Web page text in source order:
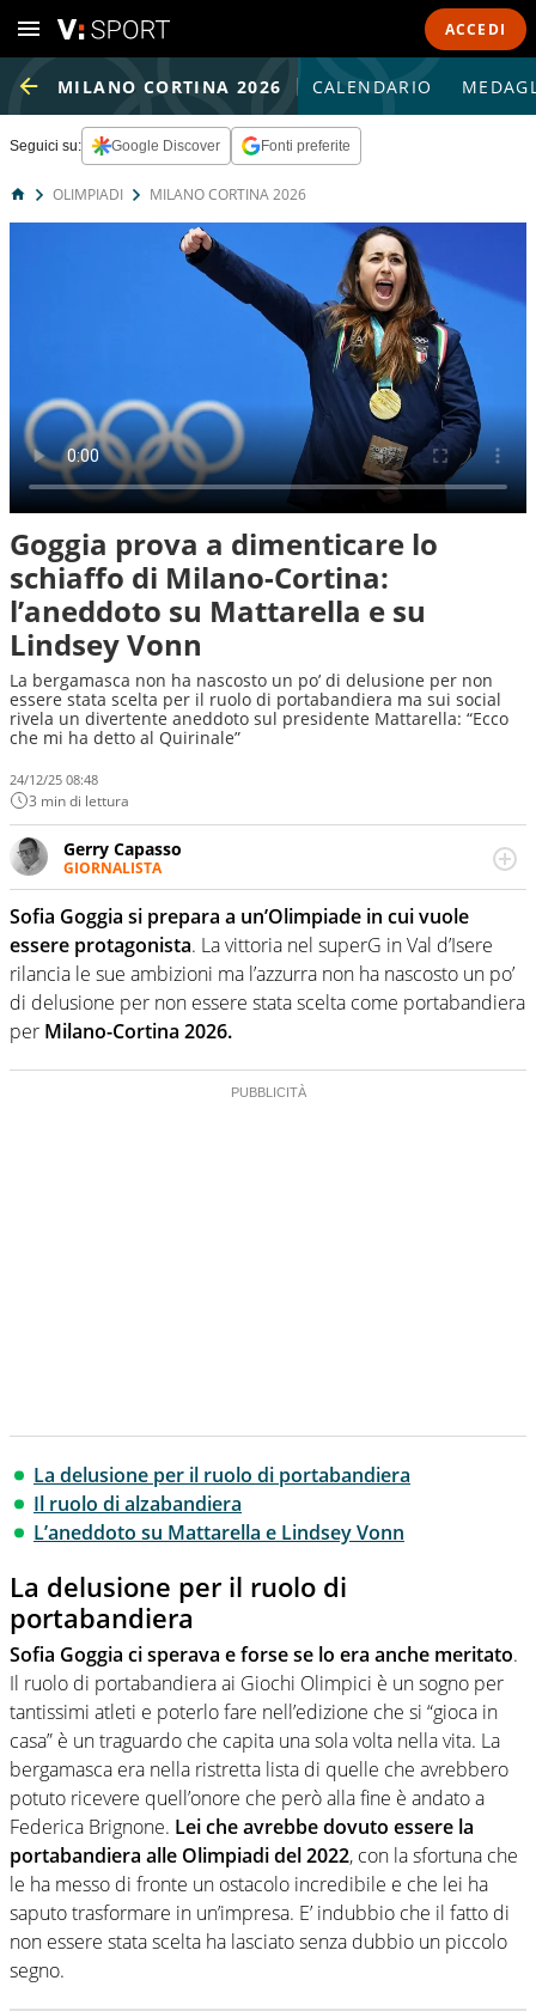
ACCEDI
MILANO CORTINA 2026 CALENDARIO
Seguici su: Google Discover Fonti preferite
OLIMPIADI MILANO CORTINA 2026
Goggia prova a dimenticare lo
schiaffo di Milano-Cortina:
l’aneddoto su Mattarella e su
Lindsey Vonn
La bergamasca non ha nascosto un po’ di delusione per non
essere stata scelta per il ruolo di portabandiera ma sui social
rivela un divertente aneddoto sul presidente Mattarella: “Ecco
che mi ha detto al Quirinale”
24/12/25 08:48
3 min di lettura
Gerry Capasso
GIORNALISTA
Per lui gli sport americani non hanno segreti: basket,
football, baseball e la capacità innata di trovare la notizia
dove altri non vedono granché
Sofia Goggia si prepara a un’Olimpiade in cui vuole
essere protagonista. La vittoria nel superG in Val d’Isere
rilancia le sue ambizioni ma l’azzurra non ha nascosto un po’
di delusione per non essere stata scelta come portabandiera
per Milano-Cortina 2026.
La delusione per il ruolo di portabandiera
Il ruolo di alzabandiera
L’aneddoto su Mattarella e Lindsey Vonn
La delusione per il ruolo di
portabandiera
Sofia Goggia ci sperava e forse se lo era anche meritato.
Il ruolo di portabandiera ai Giochi Olimpici è un sogno per
tantissimi atleti e poterlo fare nell’edizione che si “gioca in
casa” è un traguardo che capita una sola volta nella vita. La
bergamasca era nella ristretta lista di quelle che avrebbero
potuto ricevere quell’onore che però alla fine è andato a
Federica Brignone. Lei che avrebbe dovuto essere la
portabandiera alle Olimpiadi del 2022, con la sfortuna che
le ha messo di fronte un ostacolo incredibile e che lei ha
saputo trasformare in un’impresa. E’ indubbio che il fatto di
non essere stata scelta ha lasciato senza dubbio un piccolo
segno.